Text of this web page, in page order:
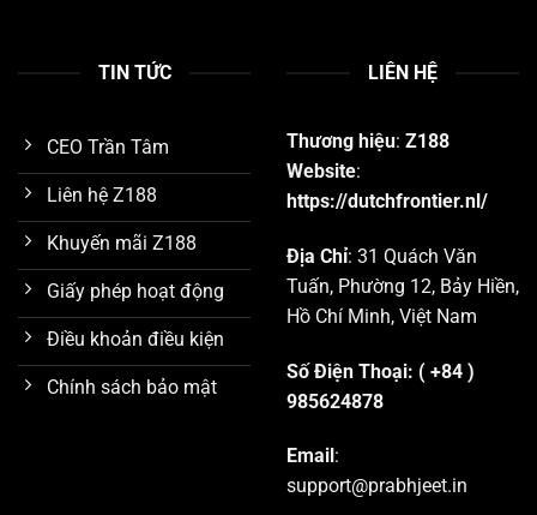
TIN TỨC
CEO Trần Tâm
Liên hệ Z188
Khuyến mãi Z188
Giấy phép hoạt động
Điều khoản điều kiện
Chính sách bảo mật
LIÊN HỆ
Thương hiệu: Z188
Website:
https://dutchfrontier.nl/
Địa Chỉ: 31 Quách Văn
Tuấn, Phường 12, Bảy Hiền,
Hồ Chí Minh, Việt Nam
Số Điện Thoại: ( +84 )
985624878
Email :
support@prabhjeet.in